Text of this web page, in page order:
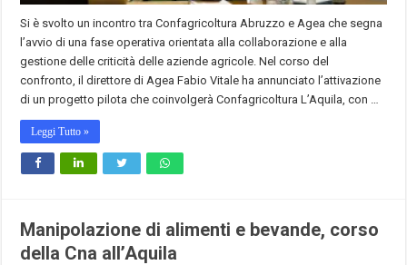
Si è svolto un incontro tra Confagricoltura Abruzzo e Agea che segna
l’avvio di una fase operativa orientata alla collaborazione e alla
gestione delle criticità delle aziende agricole. Nel corso del
confronto, il direttore di Agea Fabio Vitale ha annunciato l’attivazione
di un progetto pilota che coinvolgerà Confagricoltura L’Aquila, con …
Leggi Tutto »
Manipolazione di alimenti e bevande, corso
della Cna all’Aquila